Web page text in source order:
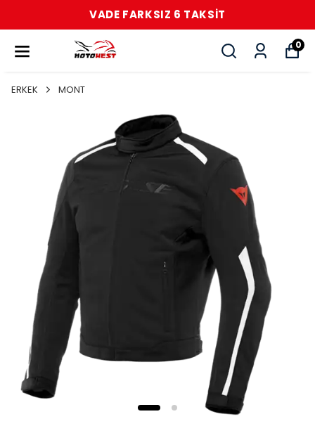
VADE FARKSIZ 6 TAKSİT
0
ERKEK MONT